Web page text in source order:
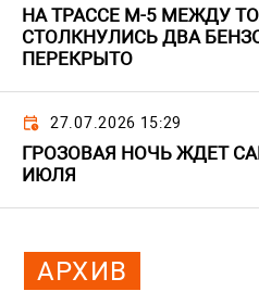
НА ТРАССЕ М-5 МЕЖДУ
СТОЛКНУЛИСЬ ДВА
ПЕРЕКРЫТО
27.07.2026 15:29
ГРОЗОВАЯ НОЧЬ ЖДЕТ
ИЮЛЯ
АРХИВ